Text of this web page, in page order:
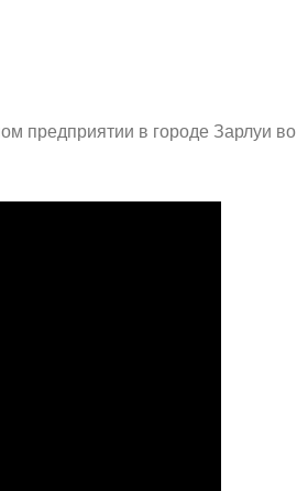
предприятии в городе Зарлуи во